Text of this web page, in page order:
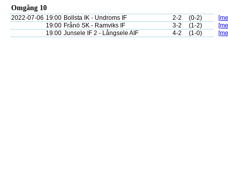
Omgång 10
2022-07-06 19:00 Bollsta IK - Undroms IF 2-2 (0-2)
19:00 Frånö SK - Ramviks IF 3-2 (1-2)
19:00 Junsele IF 2 - Långsele AIF 4-2 (1-0)